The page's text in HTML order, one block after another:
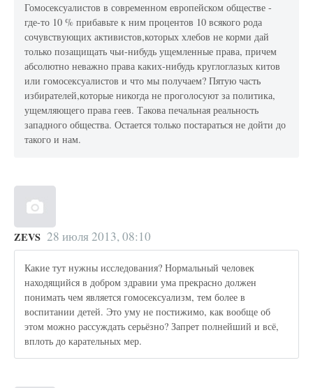
Гомосексуалистов в современном европейском обществе -
где-то 10 % прибавьте к ним процентов 10 всякого рода
сочувствующих активистов,которых хлебов не корми дай
только позащищать чьи-нибудь ущемленные права, причем
абсолютно неважно права каких-нибудь круглоглазых китов
или гомосексуалистов и что мы получаем? Пятую часть
избирателей,которые никогда не проголосуют за политика,
ущемляющего права геев. Такова печальная реальность
западного общества. Остается только постараться не дойти до
такого и нам.
ZEVS 28 июля 2013, 08:10
Какие тут нужны исследования? Нормальный человек
находящийся в добром здравии ума прекрасно должен
понимать чем является гомосексуализм, тем более в
воспитании детей. Это уму не постижимо, как вообще об
этом можно рассуждать серьёзно? Запрет полнейший и всё,
вплоть до карательных мер.